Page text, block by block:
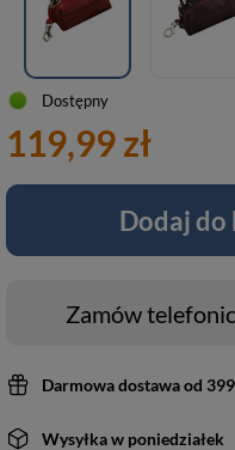
Dostępny
119,99 zł
Dodaj do
Zamów
Darmowa dostawaod
Wysyłkaw poniedziałek